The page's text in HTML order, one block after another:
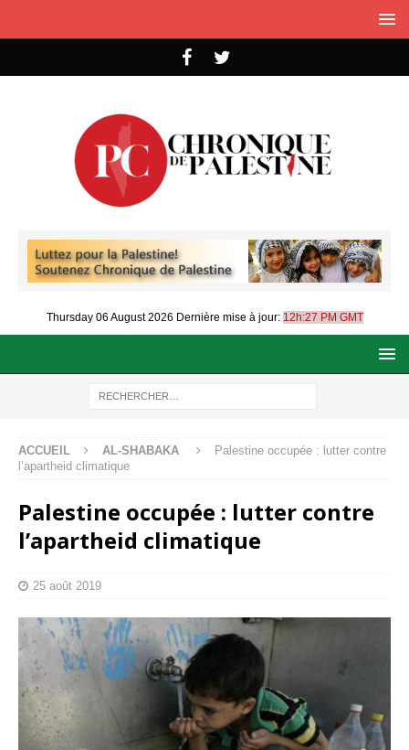
Thursday 06 August 2026 Dernière mise à jour: 12h:27 PM GMT
ACCUEIL AL-SHABAKA
Palestine occupée : lutter contre
l’apartheid climatique
Palestine occupée : lutter contre
l’apartheid climatique
25 août 2019